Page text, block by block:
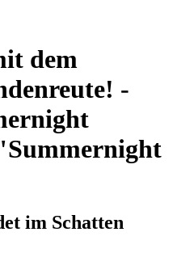
dem
-
im Schatten